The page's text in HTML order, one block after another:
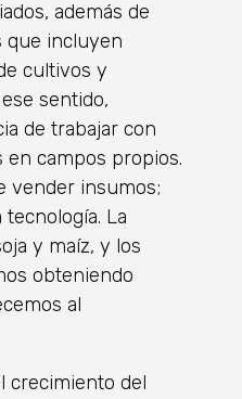
además de
que incluyen
cultivos y
sentido,
de trabajar con
en campos propios.
vender insumos;
La
y maíz, y los
obteniendo
al
crecimiento del